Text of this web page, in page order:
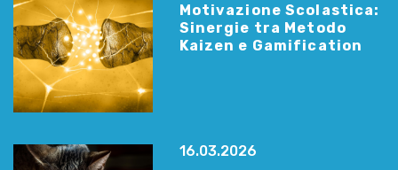
Motivazione Scolastica:
Sinergie tra Metodo
Kaizen e Gamification
16.03.2026